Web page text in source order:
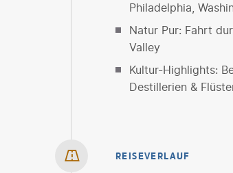
Philadelphia,
Natur Pur: Fahrt
Valley
Kultur-Highlights:
Destillerien &
REISEVERLAUF